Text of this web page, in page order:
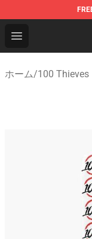
Open menu
100 Thieves
ホーム/100 Thieves